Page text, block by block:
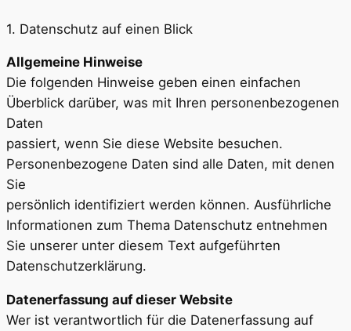
1. Datenschutz auf einen Blick
Allgemeine Hinweise
Die folgenden Hinweise geben einen einfachen
Überblick darüber, was mit Ihren personenbezogenen
Daten
passiert, wenn Sie diese Website besuchen.
Personenbezogene Daten sind alle Daten, mit denen
Sie
persönlich identifiziert werden können. Ausführliche
Informationen zum Thema Datenschutz entnehmen
Sie unserer unter diesem Text aufgeführten
Datenschutzerklärung.
Datenerfassung auf dieser Website
Wer ist verantwortlich für die Datenerfassung auf